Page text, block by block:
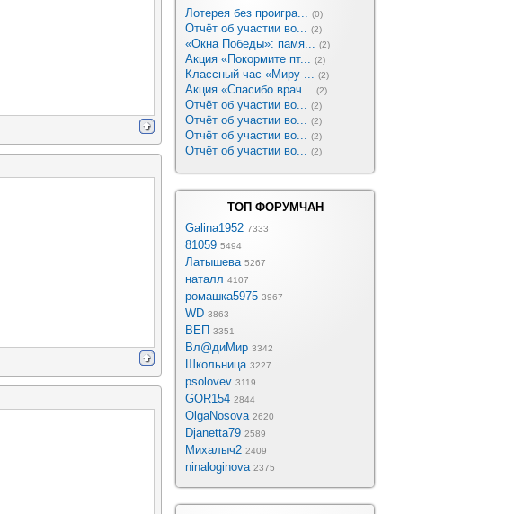
Лотерея без проигра... (0)
Отчёт об участии во... (2)
«Окна Победы»: памя... (2)
Акция «Покормите пт... (2)
Классный час «Миру ... (2)
Акция «Спасибо врач... (2)
Отчёт об участии во... (2)
Отчёт об участии во... (2)
Отчёт об участии во... (2)
Отчёт об участии во... (2)
ТОП ФОРУМЧАН
Galina1952 7333
81059 5494
Латышева 5267
наталл 4107
ромашка5975 3967
WD 3863
ВЕП 3351
Вл@диМир 3342
Школьница 3227
psolovev 3119
GOR154 2844
OlgaNosova 2620
Djanetta79 2589
Михалыч2 2409
ninaloginova 2375